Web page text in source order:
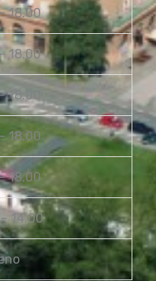
18.00
18.00
18.00
18.00
18.00
14.00